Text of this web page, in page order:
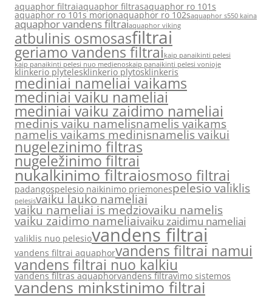
aquaphor filtraiaquaphor filtrasaquaphor ro 101s
aquaphor ro 101s morionaquaphor ro 102saquaphor s550 kaina
aquaphor vandens filtraiaquaphor viking
atbulinis osmosasfiltrai
geriamo vandens filtraikaip panaikinti pelesi
kaip panaikinti pelesi nuo medienoskaip panaikinti pelesi vonioje
klinkerio plytelesklinkerio plytosklinkeris
mediniai nameliai vaikams
mediniai vaiku nameliai
mediniai vaiku zaidimo nameliai
medinis vaiku namelisnamelis vaikams
namelis vaikams medinisnamelis vaikui
nugelezinimo filtras
nugeležinimo filtrai
nukalkinimo filtraiosmoso filtrai
padangospelesio naikinimo priemonespelesio valiklis
pelesisvaiku lauko nameliai
vaiku nameliai is medziovaiku namelis
vaiku zaidimo nameliaivaiku zaidimu nameliai
valiklis nuo pelesiovandens filtrai
vandens filtrai aquaphorvandens filtrai namui
vandens filtrai nuo kalkiu
vandens filtras aquaphorvandens filtravimo sistemos
vandens minkstinimo filtrai